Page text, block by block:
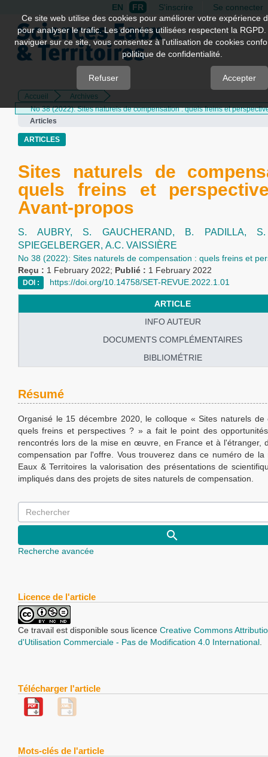
Quick
jump
page
Main
Navigation
Main
Content
EN FR S'inscrire Se connecter
Accueil
Archives
No 38 (2022): Sites naturels de compensation : quels freins et
Articles
ARTICLES
Sites naturels de
quels freins et
Avant-propos
S. AUBRY, S. GAUCHERAND, B. PADILLA,
SPIEGELBERGER, A.C. VAISSIÈRE
No 38 (2022): Sites naturels de compensation : quels freins et
Reçu : 1 February 2022; Publié : 1 February 2022
DOI : https://doi.org/10.14758/SET-REVUE.2022.1.01
ARTICLE
INFO AUTEUR
DOCUMENTS COMPLÉMENTAIRES
BIBLIOMÉTRIE
Résumé
Organisé le 15 décembre 2020, le colloque « Sites naturels de
quels freins et perspectives ? » a fait le point des
rencontrés lors de la mise en œuvre, en France et à l'étranger,
compensation par l'offre. Vous trouverez dans ce numéro de la
Eaux & Territoires la valorisation des présentations de
impliqués dans des projets de sites naturels de compensation.
Recherche avancée
Licence de l'article
Ce travail est disponible sous licence Creative Commons
d'Utilisation Commerciale - Pas de Modification 4.0 International.
Télécharger l'article
Mots-clés de l'article
Ce site web utilise des cookies pour améliorer votre expérience
pour analyser le trafic. Les données utilisées respectent la
naviguer sur ce site, vous consentez à l'utilisation de cookies
politique de confidentialité.
Refuser Accepter